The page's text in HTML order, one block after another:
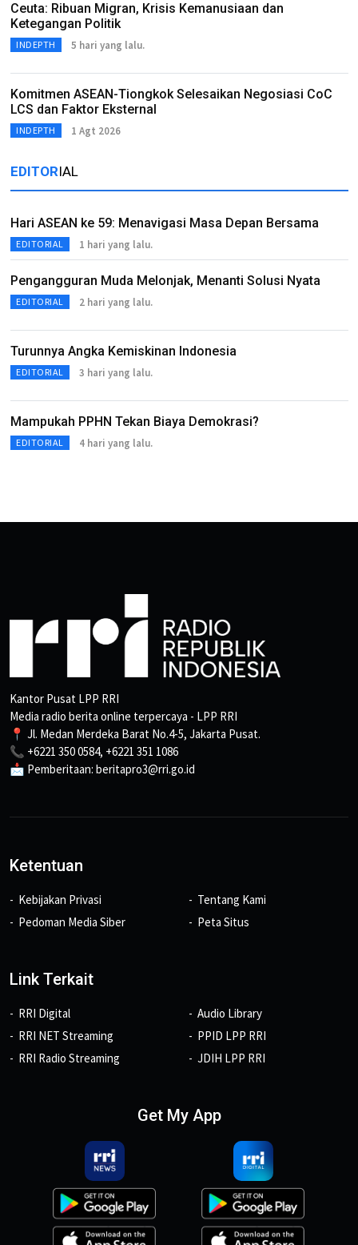
Ceuta: Ribuan Migran, Krisis Kemanusiaan dan
Ketegangan Politik
INDEPTH 5 hari yang lalu.
Komitmen ASEAN-Tiongkok Selesaikan Negosiasi CoC
LCS dan Faktor Eksternal
INDEPTH 1 Agt 2026
EDITORIAL
Hari ASEAN ke 59: Menavigasi Masa Depan Bersama
EDITORIAL 1 hari yang lalu.
Pengangguran Muda Melonjak, Menanti Solusi Nyata
EDITORIAL 2 hari yang lalu.
Turunnya Angka Kemiskinan Indonesia
EDITORIAL 3 hari yang lalu.
Mampukah PPHN Tekan Biaya Demokrasi?
EDITORIAL 4 hari yang lalu.
Kantor Pusat LPP RRI
Media radio berita online terpercaya - LPP RRI
📍 Jl. Medan Merdeka Barat No.4-5, Jakarta Pusat.
📞 +6221 350 0584, +6221 351 1086
📩 Pemberitaan: beritapro3@rri.go.id
Ketentuan
Kebijakan Privasi
Pedoman Media Siber
Tentang Kami
Peta Situs
Link Terkait
RRI Digital
RRI NET Streaming
RRI Radio Streaming
Audio Library
PPID LPP RRI
JDIH LPP RRI
Get My App